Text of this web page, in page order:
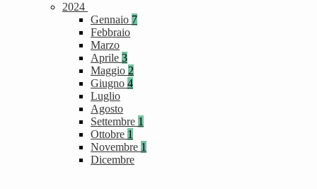
2024
Gennaio 7
Febbraio
Marzo
Aprile 3
Maggio 2
Giugno 4
Luglio
Agosto
Settembre 1
Ottobre 1
Novembre 1
Dicembre